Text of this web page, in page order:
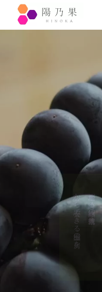
名産地が誇る熟練の栽培技術。
心から安心できる極上の一房を。